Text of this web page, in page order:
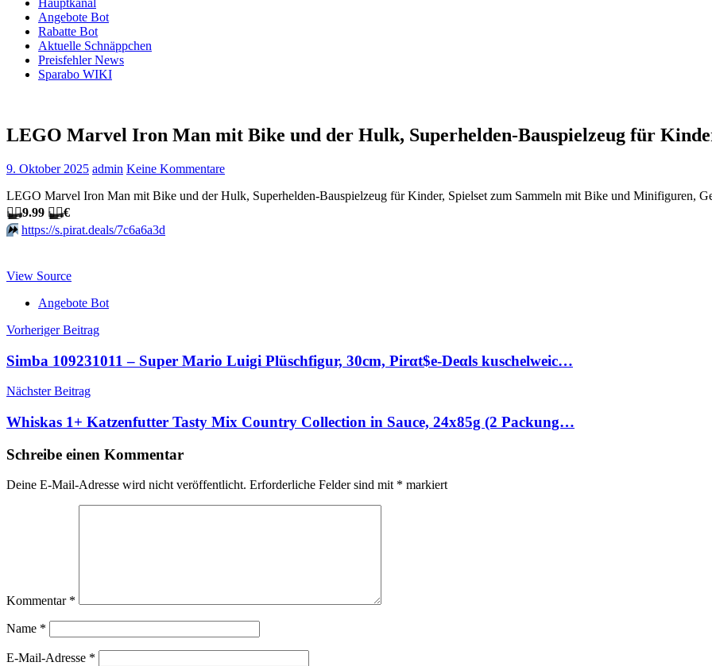
Hauptkanal
Angebote Bot
Rabatte Bot
Aktuelle Schnäppchen
Preisfehler News
Sparabo WIKI
LEGO Marvel Iron Man mit Bike und der Hulk, Superhelden-Bauspielzeug für
9. Oktober 2025 admin Keine Kommentare
LEGO Marvel Iron Man mit Bike und der Hulk, Superhelden-Bauspielzeug für Kinder, Spielset zum Sammeln mit Bike und Minifiguren,
🏴‍☠️9.99 🏴‍☠️€
⏩️ https://s.pirat.deals/7c6a6a3d
View Source
Angebote Bot
Beitragsnavigation
Vorheriger Beitrag
Simba 109231011 – Super Mario Luigi Plüschfigur, 30cm, Pirαt$е-Dеαls kuschelweic…
Nächster Beitrag
Whiskas 1+ Katzenfutter Tasty Mix Country Collection in Sauce, 24x85g (2 Packung…
Schreibe einen Kommentar
Deine E-Mail-Adresse wird nicht veröffentlicht. Erforderliche Felder sind mit * markiert
Kommentar *
Name *
E-Mail-Adresse *